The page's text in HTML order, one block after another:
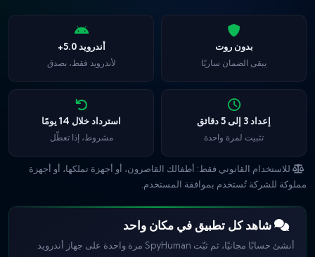
بدون روت
يبقى الضمان ساريًا
أندرويد 5.0+
لأندرويد فقط، بصدق
إعداد 3 إلى 5 دقائق
تثبيت لمرة واحدة
استرداد خلال 14 يومًا
مشروط، إذا تعطّل
للاستخدام القانوني فقط: أطفالك القاصرون، أو أجهزة تملكها، أو أجهزة
مملوكة للشركة تُستخدم بموافقة المستخدم.
شاهد كل تطبيق في مكان واحد
أنشئ حسابًا مجانيًا، ثم ثبّت SpyHuman مرة واحدة على جهاز أندرويد